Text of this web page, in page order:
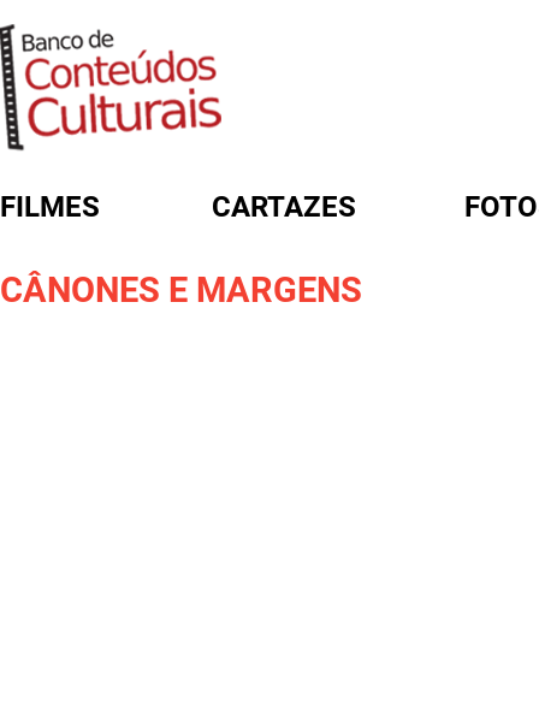
FILMES CARTAZES
CÂNONES E MARGENS
FORMULÁRIO DE BUSCA